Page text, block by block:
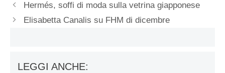
Hermés, soffi di moda sulla vetrina giapponese
Elisabetta Canalis su FHM di dicembre
LEGGI ANCHE: